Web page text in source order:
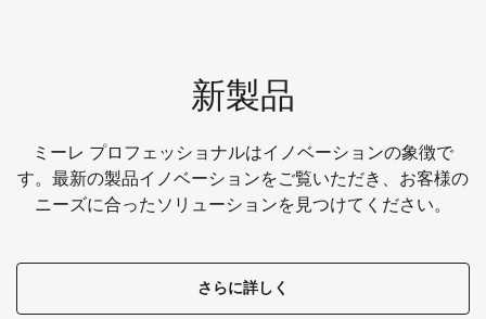
新製品
ミーレ プロフェッショナルはイノベーションの象徴で
す。最新の製品イノベーションをご覧いただき、お客様の
ニーズに合ったソリューションを見つけてください。
さらに詳しく